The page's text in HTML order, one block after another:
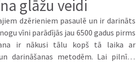
glāžu veidi
dzērieniem pasaulē un ir darināts
vīni parādījās jau 6500 gadus pirms
ir nākusi tālu kopš tā laika ar
darināšanas metodēm. Lai pilnībā